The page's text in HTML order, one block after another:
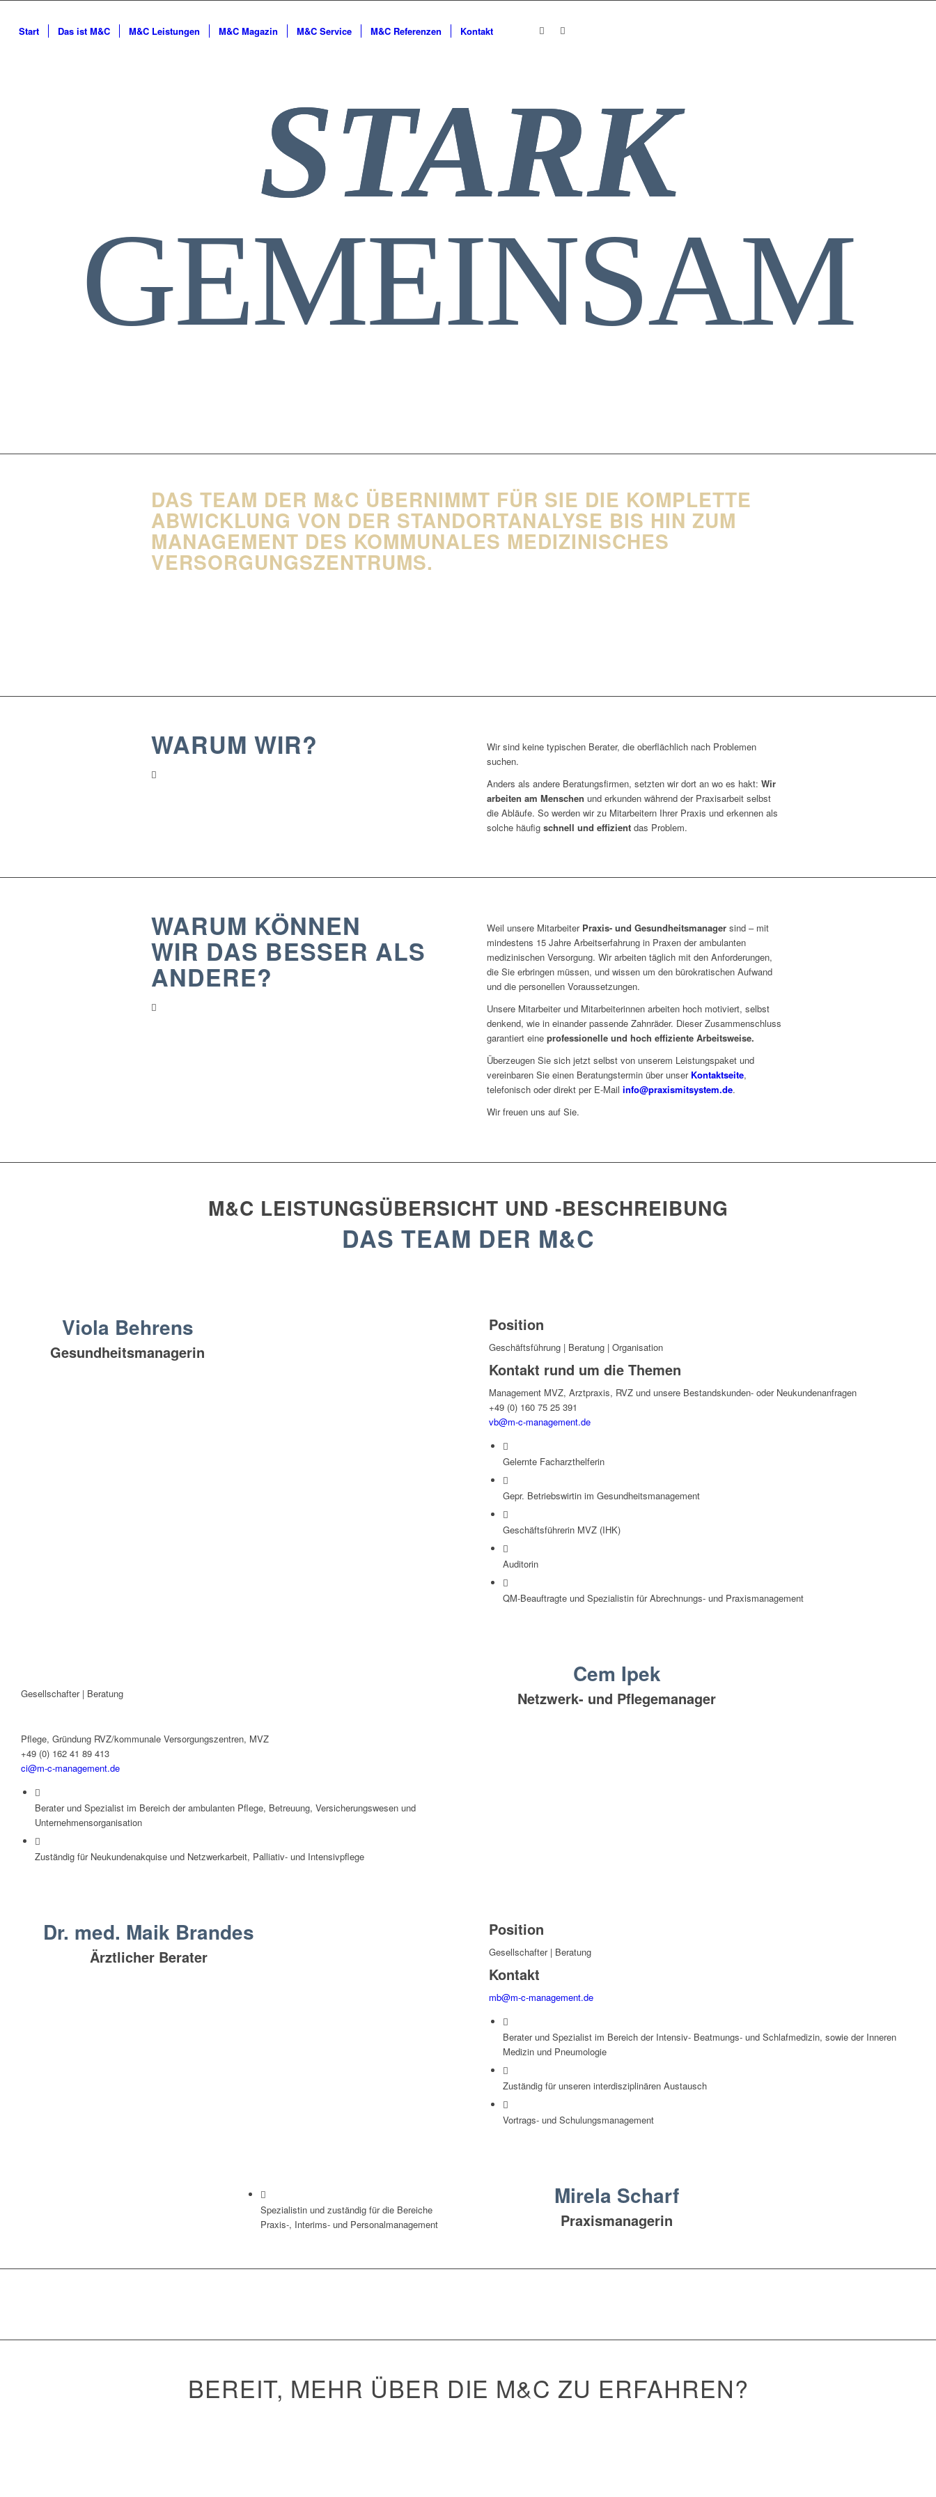
Start Das ist M&C M&C Leistungen M&C Magazin M&C Service M&C Referenzen Kontakt
STARK
GEMEINSAM
DAS TEAM DER M&C ÜBERNIMMT FÜR SIE DIE KOMPLETTE
ABWICKLUNG VON DER STANDORTANALYSE BIS HIN ZUM
MANAGEMENT DES KOMMUNALES MEDIZINISCHES
VERSORGUNGS­ZENTRUMS.
WARUM WIR?
Wir sind keine typischen Berater, die oberflächlich nach Problemen
suchen.
Anders als andere Beratungsfirmen, setzten wir dort an wo es hakt:Wir
arbeiten am Menschen und erkunden während der Praxisarbeit selbst
die Abläufe. So werden wir zu Mitarbeitern Ihrer Praxis und erkennen als
solche häufigschnell und effizient das Problem.
WARUM KÖNNEN
WIR DAS BESSER ALS
ANDERE?
Weil unsere Mitarbeiter Praxis- und Gesundheitsmanager sind – mit
mindestens 15 Jahre Arbeitserfahrung in Praxen der ambulanten
medizinischen Versorgung. Wir arbeiten täglich mit den Anforderungen,
die Sie erbringen müssen, und wissen um den bürokratischen Aufwand
und die personellen Voraussetzungen.
Unsere Mitarbeiter und Mitarbeiterinnen arbeiten hoch motiviert, selbst
denkend, wie in einander passende Zahnräder. Dieser Zusammenschluss
garantiert eineprofessionelle und hoch effiziente Arbeitsweise.
Überzeugen Sie sich jetzt selbst von unserem Leistungspaket und
vereinbaren Sie einen Beratungstermin über unser Kontaktseite,
telefonisch oder direkt per E-Mailinfo@praxismitsystem.de.
Wir freuen uns auf Sie.
M&C LEISTUNGSÜBERSICHT UND ­-BESCHREIBUNG
DAS TEAM DER M&C
Viola Behrens
Gesundheitsmanagerin
Position
Geschäftsführung | Beratung | Organisation
Kontakt rund um die Themen
Management MVZ, Arztpraxis, RVZ und unsere Bestandskunden- oder Neukundenanfragen
+49 (0) 160 75 25 391
vb@m-c-management.de
Gelernte Facharzthelferin
Gepr. Betriebswirtin im Gesundheitsmanagement
Geschäftsführerin MVZ (IHK)
Auditorin
QM-Beauftragte und Spezialistin für Abrechnungs- und Praxismanagement
Gesellschafter | Beratung
Pflege, Gründung RVZ/kommunale Versorgungszentren, MVZ
+49 (0) 162 41 89 413
ci@m-c-management.de
Berater und Spezialist im Bereich der ambulanten Pflege, Betreuung, Versicherungswesen und
Unternehmensorganisation
Zuständig für Neukundenakquise und Netzwerkarbeit, Palliativ- und Intensivpflege
Cem Ipek
Netzwerk- und Pflegemanager
Dr. med. Maik Brandes
Ärztlicher Berater
Position
Gesellschafter | Beratung
Kontakt
mb@m-c-management.de
Berater und Spezialist im Bereich der Intensiv- Beatmungs- und Schlafmedizin, sowie der Inneren
Medizin und Pneumologie
Zuständig für unseren interdisziplinären Austausch
Vortrags- und Schulungsmanagement
Spezialistin und zuständig für die Bereiche
Praxis-, Interims- und Personalmanagement
Mirela Scharf
Praxismanagerin
BEREIT, MEHR ÜBER DIE M&C ZU ERFAHREN?